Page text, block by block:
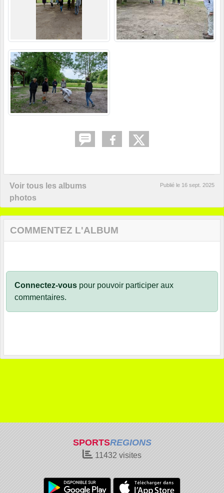
Voir tous les albums
photos
Publié le 16 sept. 2025
COMMENTEZ L'ALBUM
Connectez-vous pour pouvoir participer aux
commentaires.
SPORTSREGIONS
11432 visites